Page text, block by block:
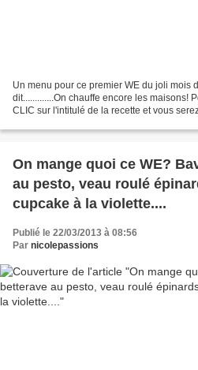
Un menu pour ce premier WE du joli mois
dit.............On chauffe encore les maisons!
CLIC sur l'intitulé de la recette et vous
On mange quoi ce WE?
au pesto, veau roulé
cupcake à la violette....
Publié le 22/03/2013 à 08:56
Par nicolepassions